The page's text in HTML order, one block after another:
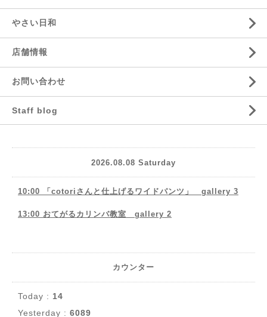
やさい日和
店舗情報
お問い合わせ
Staff blog
2026.08.08 Saturday
10:00 「cotoriさんと仕上げるワイドパンツ」 gallery 3
13:00 おてがるカリンバ教室 gallery 2
カウンター
Today : 14
Yesterday : 6089